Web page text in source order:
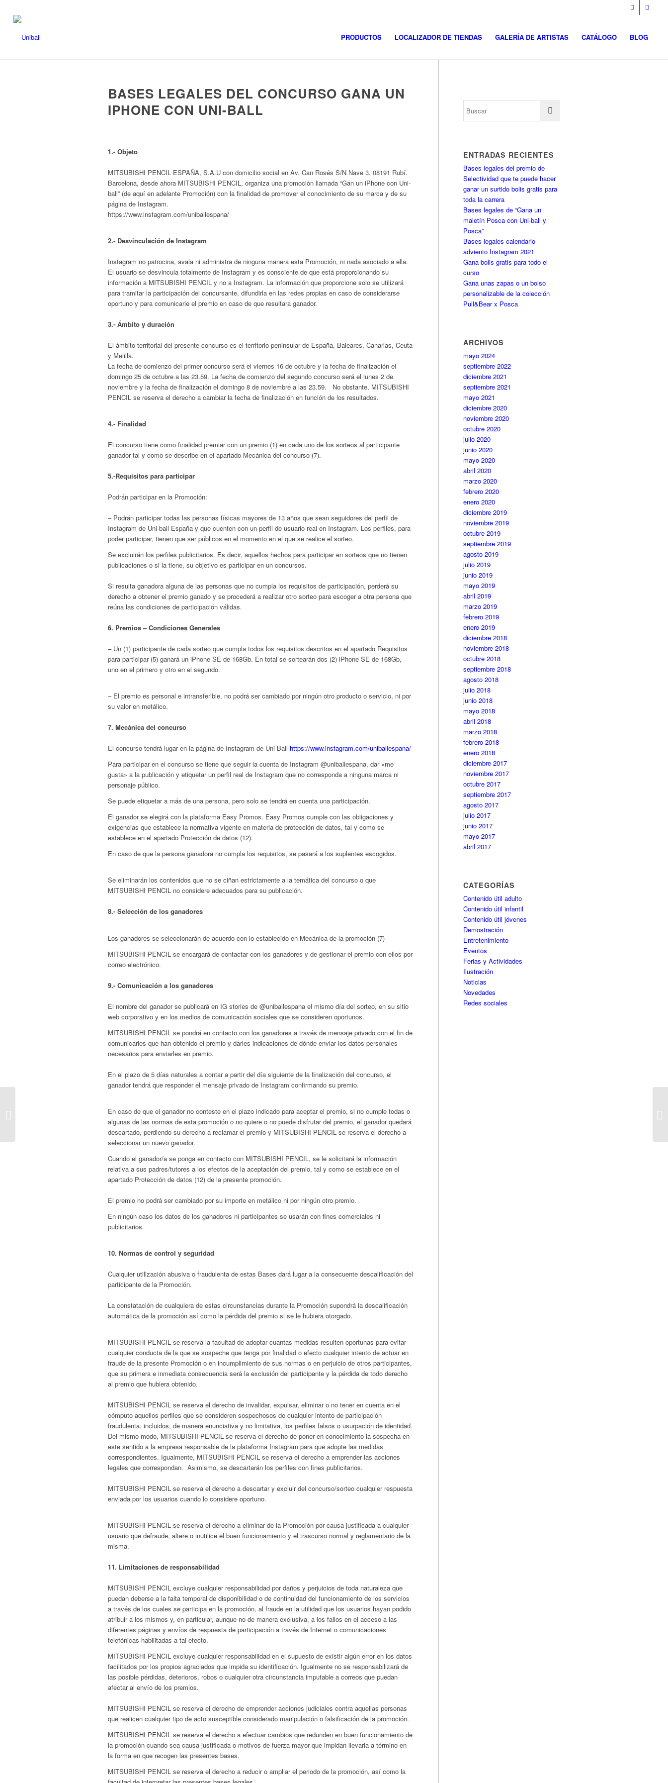
PRODUCTOS LOCALIZADOR DE TIENDAS GALERÍA DE ARTISTAS CATÁLOGO BLOG
BASES LEGALES DEL CONCURSO GANA UN
IPHONE CON UNI-BALL
1.- Objeto
MITSUBISHI PENCIL ESPAÑA, S.A.U con domicilio social en Av. Can Rosés S/N Nave 3. 08191 Rubí.
Barcelona, desde ahora MITSUBISHI PENCIL, organiza una promoción llamada “Gan un iPhone con Uni-
ball” (de aquí en adelante Promoción) con la finalidad de promover el conocimiento de su marca y de su
página de Instagram.
https://www.instagram.com/uniballespana/
2.- Desvinculación de Instagram
Instagram no patrocina, avala ni administra de ninguna manera esta Promoción, ni nada asociado a ella.
El usuario se desvincula totalmente de Instagram y es consciente de que está proporcionando su
información a MITSUBISHI PENCIL y no a Instagram. La información que proporcione solo se utilizará
para tramitar la participación del concursante, difundirla en las redes propias en caso de considerarse
oportuno y para comunicarle el premio en caso de que resultara ganador.
3.- Ámbito y duración
El ámbito territorial del presente concurso es el territorio peninsular de España, Baleares, Canarias, Ceuta
y Melilla.
La fecha de comienzo del primer concurso será el viernes 16 de octubre y la fecha de finalización el
domingo 25 de octubre a las 23.59. La fecha de comienzo del segundo concurso será el lunes 2 de
noviembre y la fecha de finalización el domingo 8 de noviembre a las 23.59. No obstante, MITSUBISHI
PENCIL se reserva el derecho a cambiar la fecha de finalización en función de los resultados.
4.- Finalidad
El concurso tiene como finalidad premiar con un premio (1) en cada uno de los sorteos al participante
ganador tal y como se describe en el apartado Mecánica del concurso (7).
5.-Requisitos para participar
Podrán participar en la Promoción:
– Podrán participar todas las personas físicas mayores de 13 años que sean seguidores del perfil de
Instagram de Uni-ball España y que cuenten con un perfil de usuario real en Instagram. Los perfiles, para
poder participar, tienen que ser públicos en el momento en el que se realice el sorteo.
Se excluirán los perfiles publicitarios. Es decir, aquellos hechos para participar en sorteos que no tienen
publicaciones o si la tiene, su objetivo es participar en un concursos.
Si resulta ganadora alguna de las personas que no cumpla los requisitos de participación, perderá su
derecho a obtener el premio ganado y se procederá a realizar otro sorteo para escoger a otra persona que
reúna las condiciones de participación válidas.
6. Premios – Condiciones Generales
– Un (1) participante de cada sorteo que cumpla todos los requisitos descritos en el apartado Requisitos
para participar (5) ganará un iPhone SE de 168Gb. En total se sortearán dos (2) iPhone SE de 168Gb,
uno en el primero y otro en el segundo.
– El premio es personal e intransferible, no podrá ser cambiado por ningún otro producto o servicio, ni por
su valor en metálico.
7. Mecánica del concurso
El concurso tendrá lugar en la página de Instagram de Uni-Ball https://www.instagram.com/uniballespana/
Para participar en el concurso se tiene que seguir la cuenta de Instagram @uniballespana, dar «me
gusta» a la publicación y etiquetar un perfil real de Instagram que no corresponda a ninguna marca ni
personaje público.
Se puede etiquetar a más de una persona, pero solo se tendrá en cuenta una participación.
El ganador se elegirá con la plataforma Easy Promos. Easy Promos cumple con las obligaciones y
exigencias que establece la normativa vigente en materia de protección de datos, tal y como se
establece en el apartado Protección de datos (12).
En caso de que la persona ganadora no cumpla los requisitos, se pasará a los suplentes escogidos.
Se eliminarán los contenidos que no se ciñan estrictamente a la temática del concurso o que
MITSUBISHI PENCIL no considere adecuados para su publicación.
8.- Selección de los ganadores
Los ganadores se seleccionarán de acuerdo con lo establecido en Mecánica de la promoción (7)
MITSUBISHI PENCIL se encargará de contactar con los ganadores y de gestionar el premio con ellos por
correo electrónico.
9.- Comunicación a los ganadores
El nombre del ganador se publicará en IG stories de @uniballespana el mismo día del sorteo, en su sitio
web corporativo y en los medios de comunicación sociales que se consideren oportunos.
MITSUBISHI PENCIL se pondrá en contacto con los ganadores a través de mensaje privado con el fin de
comunicarles que han obtenido el premio y darles indicaciones de dónde enviar los datos personales
necesarios para enviarles en premio.
En el plazo de 5 días naturales a contar a partir del día siguiente de la finalización del concurso, el
ganador tendrá que responder el mensaje privado de Instagram confirmando su premio.
En caso de que el ganador no conteste en el plazo indicado para aceptar el premio, si no cumple todas o
algunas de las normas de esta promoción o no quiere o no puede disfrutar del premio, el ganador quedará
descartado, perdiendo su derecho a reclamar el premio y MITSUBISHI PENCIL se reserva el derecho a
seleccionar un nuevo ganador.
Cuando el ganador/a se ponga en contacto con MITSUBISHI PENCIL, se le solicitará la información
relativa a sus padres/tutores a los efectos de la aceptación del premio, tal y como se establece en el
apartado Protección de datos (12) de la presente promoción.
El premio no podrá ser cambiado por su importe en metálico ni por ningún otro premio.
En ningún caso los datos de los ganadores ni participantes se usarán con fines comerciales ni
publicitarios.
10. Normas de control y seguridad
Cualquier utilización abusiva o fraudulenta de estas Bases dará lugar a la consecuente descalificación del
participante de la Promoción.
La constatación de cualquiera de estas circunstancias durante la Promoción supondrá la descalificación
automática de la promoción así como la pérdida del premio si se le hubiera otorgado.
MITSUBISHI PENCIL se reserva la facultad de adoptar cuantas medidas resulten oportunas para evitar
cualquier conducta de la que se sospeche que tenga por finalidad o efecto cualquier intento de actuar en
fraude de la presente Promoción o en incumplimiento de sus normas o en perjuicio de otros participantes,
que su primera e inmediata consecuencia será la exclusión del participante y la pérdida de todo derecho
al premio que hubiera obtenido.
MITSUBISHI PENCIL se reserva el derecho de invalidar, expulsar, eliminar o no tener en cuenta en el
cómputo aquellos perfiles que se consideren sospechosos de cualquier intento de participación
fraudulenta, incluidos, de manera enunciativa y no limitativa, los perfiles falsos o usurpación de identidad.
Del mismo modo, MITSUBISHI PENCIL se reserva el derecho de poner en conocimiento la sospecha en
este sentido a la empresa responsable de la plataforma Instagram para que adopte las medidas
correspondientes. Igualmente, MITSUBISHI PENCIL se reserva el derecho a emprender las acciones
legales que correspondan. Asimismo, se descartarán los perfiles con fines publicitarios.
MITSUBISHI PENCIL se reserva el derecho a descartar y excluir del concurso/sorteo cualquier respuesta
enviada por los usuarios cuando lo considere oportuno.
MITSUBISHI PENCIL se reserva el derecho a eliminar de la Promoción por causa justificada a cualquier
usuario que defraude, altere o inutilice el buen funcionamiento y el trascurso normal y reglamentario de la
misma.
11. Limitaciones de responsabilidad
MITSUBISHI PENCIL excluye cualquier responsabilidad por daños y perjuicios de toda naturaleza que
puedan deberse a la falta temporal de disponibilidad o de continuidad del funcionamiento de los servicios
a través de los cuales se participa en la promoción, al fraude en la utilidad que los usuarios hayan podido
atribuir a los mismos y, en particular, aunque no de manera exclusiva, a los fallos en el acceso a las
diferentes páginas y envíos de respuesta de participación a través de Internet o comunicaciones
telefónicas habilitadas a tal efecto.
MITSUBISHI PENCIL excluye cualquier responsabilidad en el supuesto de existir algún error en los datos
facilitados por los propios agraciados que impida su identificación. Igualmente no se responsabilizará de
las posible pérdidas, deterioros, robos o cualquier otra circunstancia imputable a correos que puedan
afectar al envío de los premios.
MITSUBISHI PENCIL se reserva el derecho de emprender acciones judiciales contra aquellas personas
que realicen cualquier tipo de acto susceptible considerado manipulación o falsificación de la promoción.
MITSUBISHI PENCIL se reserva el derecho a efectuar cambios que redunden en buen funcionamiento de
la promoción cuando sea causa justificada o motivos de fuerza mayor que impidan llevarla a término en
la forma en que recogen las presentes bases.
MITSUBISHI PENCIL se reserva el derecho a reducir o ampliar el periodo de la promoción, así como la
ENTRADAS RECIENTES
Bases legales del premio de
Selectividad que te puede hacer
ganar un surtido bolis gratis para
toda la carrera
Bases legales de “Gana un
maletín Posca con Uni-ball y
Posca”
Bases legales calendario
adviento Instagram 2021
Gana bolis gratis para todo el
curso
Gana unas zapas o un bolso
personalizable de la colección
Pull&Bear x Posca
ARCHIVOS
mayo 2024
septiembre 2022
diciembre 2021
septiembre 2021
mayo 2021
diciembre 2020
noviembre 2020
octubre 2020
julio 2020
junio 2020
mayo 2020
abril 2020
marzo 2020
febrero 2020
enero 2020
diciembre 2019
noviembre 2019
octubre 2019
septiembre 2019
agosto 2019
julio 2019
junio 2019
mayo 2019
abril 2019
marzo 2019
febrero 2019
enero 2019
diciembre 2018
noviembre 2018
octubre 2018
septiembre 2018
agosto 2018
julio 2018
junio 2018
mayo 2018
abril 2018
marzo 2018
febrero 2018
enero 2018
diciembre 2017
noviembre 2017
octubre 2017
septiembre 2017
agosto 2017
julio 2017
junio 2017
mayo 2017
abril 2017
CATEGORÍAS
Contenido útil adulto
Contenido útil infantil
Contenido útil jóvenes
Demostración
Entretenimiento
Eventos
Ferias y Actividades
Ilustración
Noticias
Novedades
Redes sociales